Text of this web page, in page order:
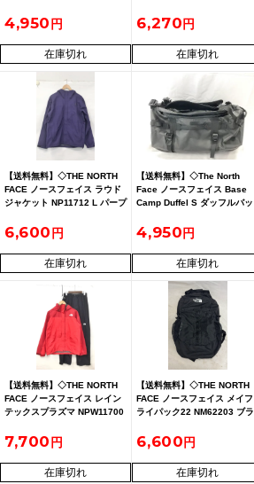
4,950
在庫切れ
6,270
在庫切れ
【送料無料】◇THE NORTH
FACE ノースフェイス ラウド
ジャケット NP11712 L パープ
6,600
在庫切れ
【送料無料】◇The North
Face ノースフェイス Base
Camp Duffel S ダッフルバッ
4,950
在庫切れ
【送料無料】◇THE NORTH
FACE ノースフェイス レイン
テックスプラズマ NPW11700
ース
7,700
在庫切れ
【送料無料】◇THE NORTH
FACE ノースフェイス メイフ
ライパック22 NM62203 ブラ
ク
6,600
在庫切れ